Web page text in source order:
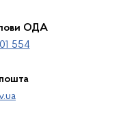
ОДА
554